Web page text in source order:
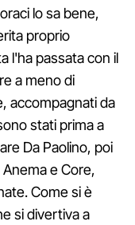
lo sa bene,
proprio
l'ha passata con il
a meno di
accompagnati da
stati prima a
Da Paolino, poi
e Core,
Come si è
si divertiva a